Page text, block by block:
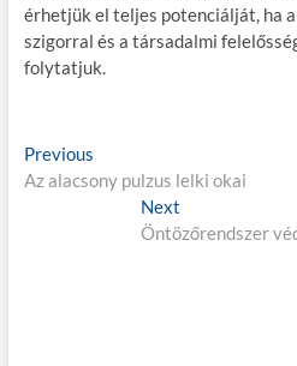
érhetjük el teljes potenciálját, ha
szigorral és a társadalmi
folytatjuk.
B
e
Previous
r
Az alacsony pulzus lelki okai
Next
e
Öntözőrendszer